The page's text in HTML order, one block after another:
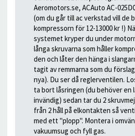
Aeromotors.se, ACAuto AC-
(om du går till ac verkstad vill de
kompressorn för 12-13000 kr !)
systemet kryper du under
långa skruvarna som håller
den och låter den hänga i
tagit av remmarna som du
nya). Du ser då reglerventilen.
ta bort låsringen (du behöver en
invändig) sedan tar du 2
från 2 håll på elkontakten så
med ett "plopp". Montera i
vakuumsug och fyll gas.